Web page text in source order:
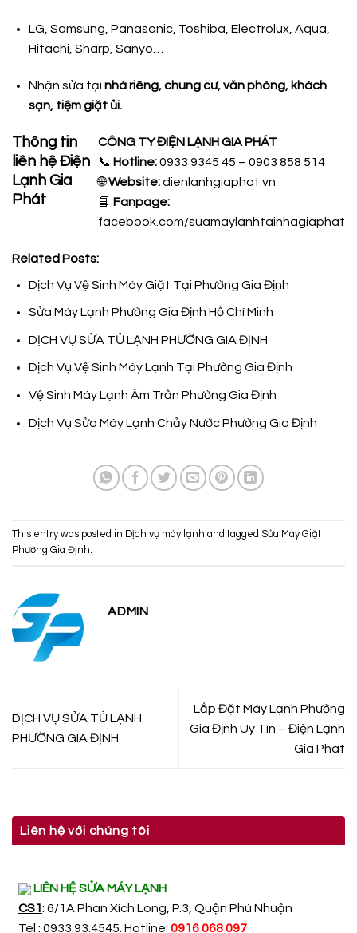
LG, Samsung, Panasonic, Toshiba, Electrolux, Aqua,
Hitachi, Sharp, Sanyo…
Nhận sửa tại nhà riêng, chung cư, văn phòng, khách
sạn, tiệm giặt ủi.
Thông tin
liên hệ Điện
Lạnh Gia
Phát
CÔNG TY ĐIỆN LẠNH GIA PHÁT
📞 Hotline:0933 9345 45 – 0903 858 514
🌐Website:dienlanhgiaphat.vn
📘 Fanpage:
facebook.com/suamaylanhtainhagiaphat
Related Posts:
Dịch Vụ Vệ Sinh Máy Giặt Tại Phường Gia Định
Sửa Máy Lạnh Phường Gia Định Hồ Chí Minh
DỊCH VỤ SỬA TỦ LẠNH PHƯỜNG GIA ĐỊNH
Dịch Vụ Vệ Sinh Máy Lạnh Tại Phường Gia Định
Vệ Sinh Máy Lạnh Âm Trần Phường Gia Định
Dịch Vụ Sửa Máy Lạnh Chảy Nước Phường Gia Định
This entry was posted in Dịch vụ máy lạnh and tagged Sửa Máy Giặt
Phường Gia Định.
ADMIN
DỊCH VỤ SỬA TỦ LẠNH
PHƯỜNG GIA ĐỊNH
Lắp Đặt Máy Lạnh Phường
Gia Định Uy Tín – Điện Lạnh
Gia Phát
Liên hệ với chúng tôi
LIÊN HỆ SỬA MÁY LẠNH
CS1: 6/1A Phan Xích Long, P.3, Quận Phú Nhuận
Tel : 0933.93.4545. Hotline: 0916 068 097